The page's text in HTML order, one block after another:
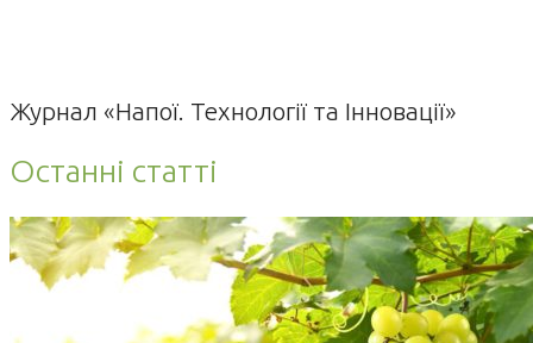
Журнал «Напої. Технології та Інновації»
Останні статті